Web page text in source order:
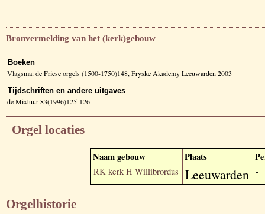
Bronvermelding van het (kerk)gebouw
Boeken
Vlagsma: de Friese orgels (1500-1750)148, Fryske Akademy Leeuwarden 2003
Tijdschriften en andere uitgaves
de Mixtuur 83(1996)125-126
Orgel locaties
Naam gebouw Plaats
RK kerk H Willibrordus Leeuwarden -
Orgelhistorie